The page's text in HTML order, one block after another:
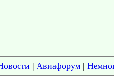
| Авиафорум |